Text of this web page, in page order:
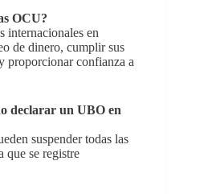
OCU?
internacionales en
de dinero, cumplir sus
proporcionar confianza a
declarar un UBO en
suspender todas las
que se registre